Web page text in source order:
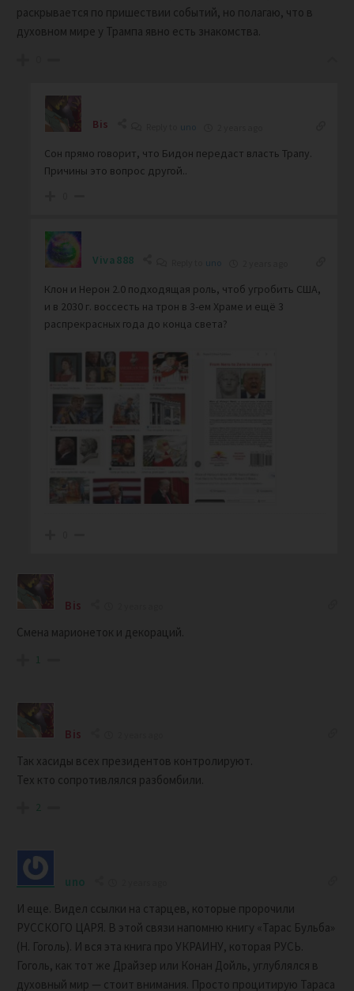
раскрывается по пришествии событий, но полагаю, что в
духовном мире у Трампа явно есть знакомства.
Bis uno
Сон прямо говорит, что Бидон передаст власть Трапу.
Причины это вопрос другой..
Viva888 uno
Клон и Нерон 2.0 подходящая роль, чтоб угробить США,
и в 2030 г. воссесть на трон в 3-ем Храме и ещё 3
распрекрасных года до конца света?
Bis
Смена марионеток и декораций.
1
Bis
Так хасиды всех президентов контролируют.
Тех кто сопротивлялся разбомбили.
2
uno
И еще. Видел ссылки на старцев, которые пророчили
РУССКОГО ЦАРЯ. В этой связи напомню книгу «Тарас Бульба»
(Н. Гоголь). И вся эта книга про УКРАИНУ, которая РУСЬ.
Гоголь, как тот же Драйзер или Конан Дойль, углублялся в
духовный мир — стоит внимания. Просто процитирую Тараса